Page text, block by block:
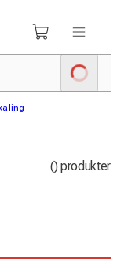
() produkter